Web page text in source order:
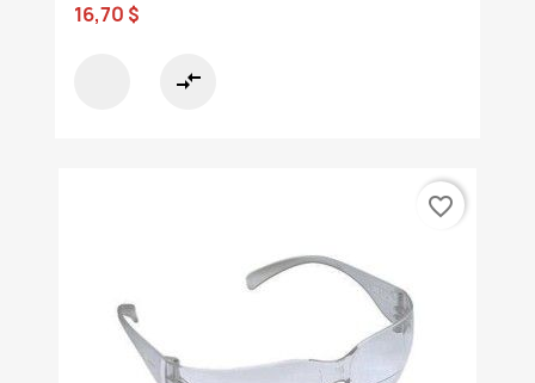
16,70 $
compare_arrows
favorite_border